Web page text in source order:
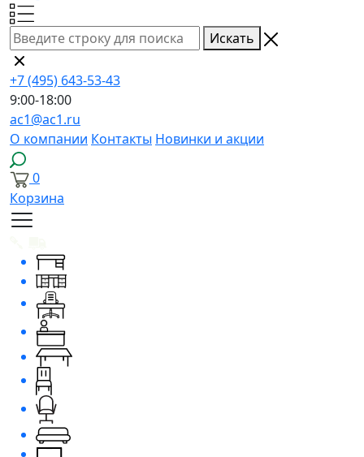
Искать
+7 (495) 643-53-43
9:00-18:00
ac1@ac1.ru
О компании Контакты Новинки и акции
0
Корзина